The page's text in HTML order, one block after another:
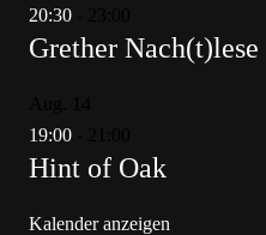
20:30
Grether Nach(t)lese
19:00
Hint of Oak
Kalender anzeigen